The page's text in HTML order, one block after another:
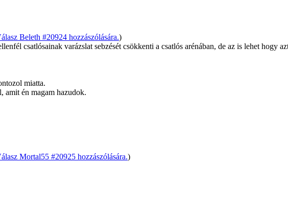
Beleth #20924 hozzászólására.)
csatlósainak varázslat sebzését csökkenti a csatlós arénában, de az is lehet hogy
miatta.
amit én magam hazudok.
Mortal55 #20925 hozzászólására.)